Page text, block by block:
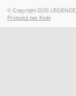
© Copyright 2026
Propulsé par Kiubi